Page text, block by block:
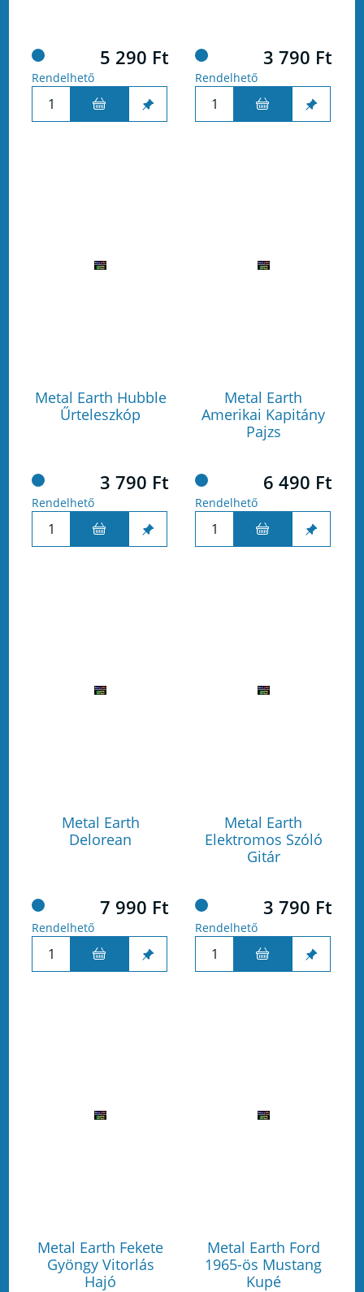
5 290 Ft
Rendelhető
3 790 Ft
Rendelhető
Metal Earth Hubble
Űrteleszkóp
3 790 Ft
Rendelhető
Metal Earth
Amerikai Kapitány
Pajzs
6 490 Ft
Rendelhető
Metal Earth
Delorean
7 990 Ft
Rendelhető
Metal Earth
Elektromos Szóló
Gitár
3 790 Ft
Rendelhető
Metal Earth Fekete
Gyöngy Vitorlás
Hajó
Metal Earth Ford
1965-ös Mustang
Kupé